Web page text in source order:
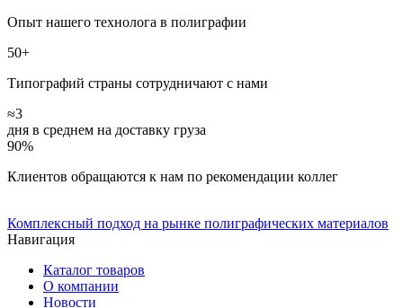
Опыт нашего технолога в полиграфии
50+
Типографий страны сотрудничают с нами
≈3
дня в среднем на доставку груза
90%
Клиентов обращаются к нам по рекомендации коллег
Комплексный подход на рынке полиграфических материалов
Навигация
Каталог товаров
О компании
Новости